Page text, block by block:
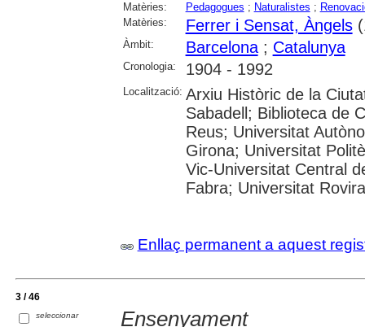
Matèries: Pedagogues ; Naturalistes ;
Matèries:
Ferrer i Sensat, Àngels
Àmbit: Barcelona; Catalunya
Cronologia: 1904 - 1992
Localització: Arxiu Històric de la
Sabadell; Biblioteca de
Reus; Universitat
Girona; Universitat
Vic-Universitat Central
Fabra; Universitat
Enllaç permanent a aquest
3 / 46
seleccionar Ensenyament